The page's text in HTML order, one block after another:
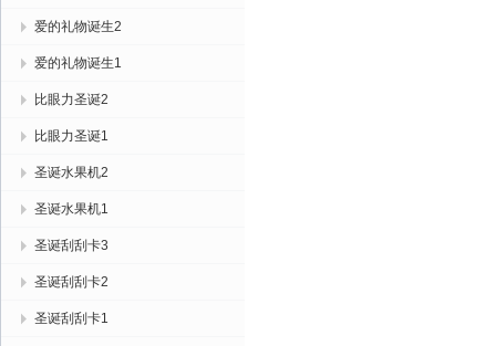
爱的礼物诞生2
爱的礼物诞生1
比眼力圣诞2
比眼力圣诞1
圣诞水果机2
圣诞水果机1
圣诞刮刮卡3
圣诞刮刮卡2
圣诞刮刮卡1